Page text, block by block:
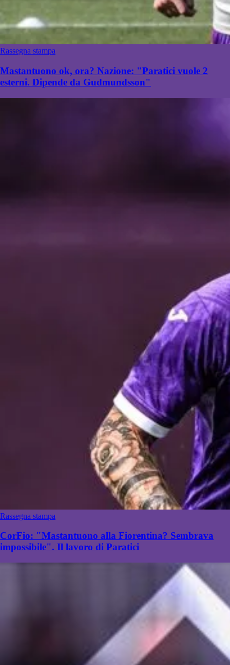
Rassegna stampa
Mastantuono ok, ora? Nazione: "Paratici vuole 2
esterni. Dipende da Gudmundsson"
Rassegna stampa
CorFio: "Mastantuono alla Fiorentina? Sembrava
impossibile". Il lavoro di Paratici